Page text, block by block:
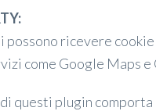
possono ricevere
come Google Maps
di questi plugin